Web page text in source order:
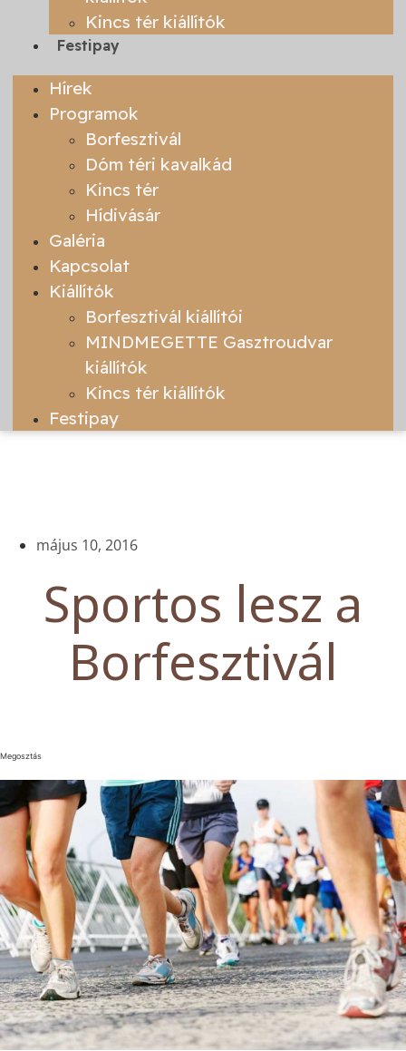
Kincs tér kiállítók
Festipay
Hírek
Programok
Borfesztivál
Dóm téri kavalkád
Kincs tér
Hídivásár
Galéria
Kapcsolat
Kiállítók
Borfesztivál kiállítói
MINDMEGETTE Gasztroudvar
kiállítók
Kincs tér kiállítók
Festipay
május 10, 2016
Sportos lesz a
Borfesztivál
Megosztás